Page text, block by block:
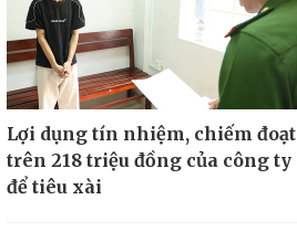
Lợi dụng tín nhiệm, chiếm đoạt
trên 218 triệu đồng của công ty
để tiêu xài